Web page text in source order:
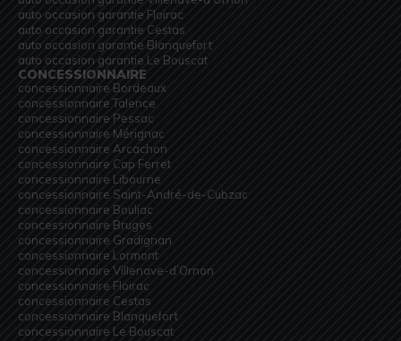
auto occasion garantie Floirac
auto occasion garantie Cestas
auto occasion garantie Blanquefort
auto occasion garantie Le Bouscat
CONCESSIONNAIRE
concessionnaire Bordeaux
concessionnaire Talence
concessionnaire Pessac
concessionnaire Mérignac
concessionnaire Arcachon
concessionnaire Cap Ferret
concessionnaire Libourne
concessionnaire Saint-André-de-Cubzac
concessionnaire Bouliac
concessionnaire Bruges
concessionnaire Gradignan
concessionnaire Lormont
concessionnaire Villenave-d’Ornon
concessionnaire Floirac
concessionnaire Cestas
concessionnaire Blanquefort
concessionnaire Le Bouscat